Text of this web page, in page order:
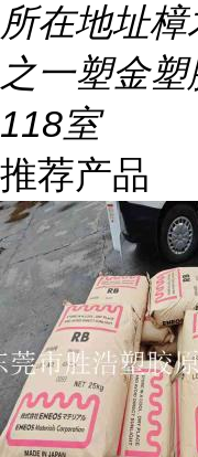
所在地址樟
之一塑金
118室
推荐产品